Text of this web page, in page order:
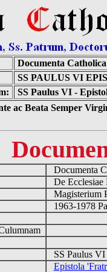
Documenta
SS PAULUS VI
SS Paulus VI -
ac Beata Semper
Documenta
De
Magisterium
1963-1978
SS Paulus
Epistola